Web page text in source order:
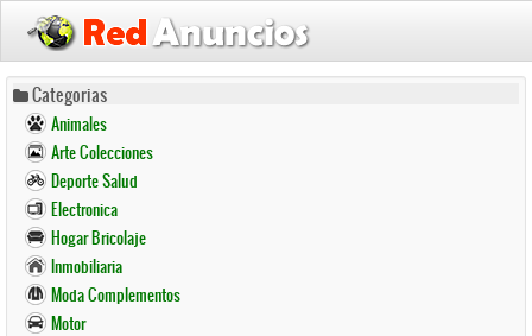
Pasar
contenido
principal
Categorias
Animales
Arte Colecciones
Deporte Salud
Electronica
Hogar Bricolaje
Inmobiliaria
Moda Complementos
Motor